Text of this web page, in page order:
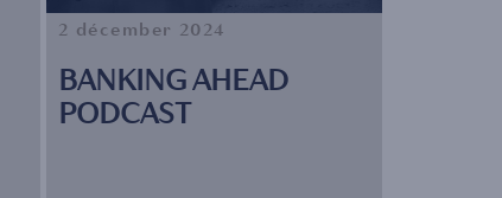
2 décember 2024
BANKING AHEAD
PODCAST